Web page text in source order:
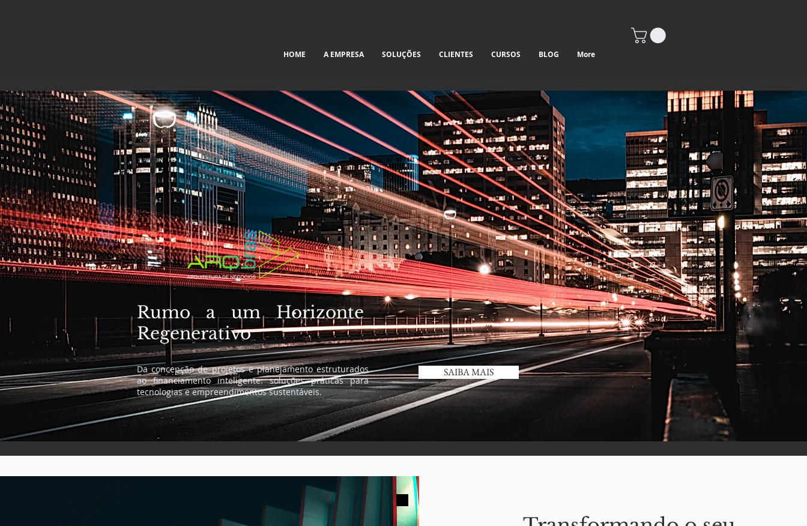
HOME A EMPRESA SOLUÇÕES CLIENTES CURSOS BLOG More
Rumo a um Horizonte
Regenerativo
Da concepção de projetos e planejamento estruturados
ao financiamento inteligente: soluções práticas para
tecnologias e empreendimentos sustentáveis.
SAIBA MAIS